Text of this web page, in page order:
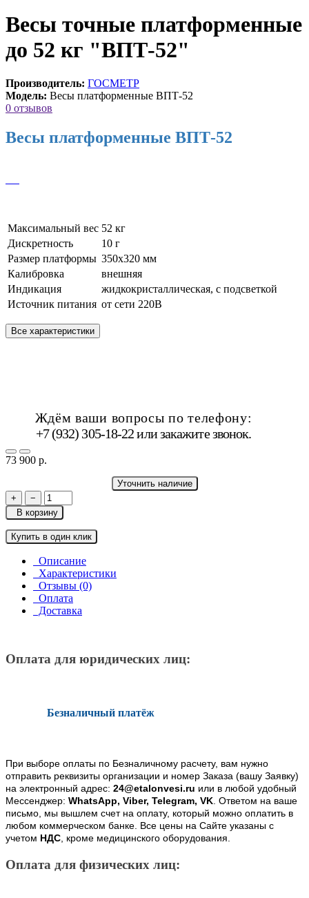
Весы точные платформенные
до 52 кг "ВПТ-52"
Производитель: ГОСМЕТР
Модель: Весы платформенные ВПТ-52
0 отзывов
Весы платформенные ВПТ-52
Максимальный вес 52 кг
Дискретность
10 г
Размер платформы 350х320 мм
Калибровка
внешняя
Индикация
жидкокристаллическая, с подсветкой
Источник питания от сети 220В
Все характеристики
Ждём ваши вопросы по телефону:
+7 (932) 305-18-22 илизакажите звонок.
73 900 р.
Уточнить наличие
+
−
В корзину
Купить в один клик
Описание
Характеристики
Отзывы (0)
Оплата
Доставка
Оплата для юридических лиц:
Безналичный платёж
При выборе оплаты по Безналичному расчету, вам нужно
отправить реквизиты организации и номер Заказа (вашу Заявку)
на электронный адрес: 24@etalonvesi.ru или в любой удобный
Мессенджер: WhatsApp, Viber, Telegram, VK. Ответом на ваше
письмо, мы вышлем счет на оплату, который можно оплатить в
любом коммерческом банке. Все цены на Сайте указаны с
учетом НДС, кроме медицинского оборудования.
Оплата для физических лиц: